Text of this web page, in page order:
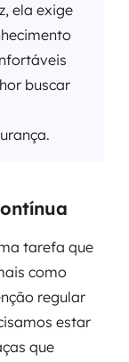
ela exige
buscar
tarefa que
como
regular
estar
que